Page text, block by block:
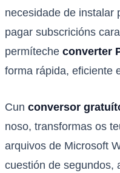
necesidade de instalar
pagar subscricións
permíteche converter
forma rápida, eficiente
Cun conversor
noso, transformas os
arquivos de Microsoft
cuestión de segundos,